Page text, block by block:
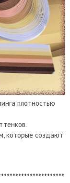
плотностью
которые создают